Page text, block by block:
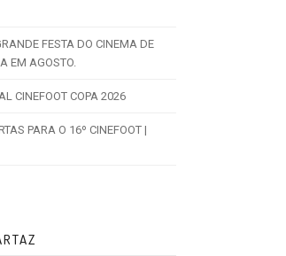
FESTA DO CINEMA DE
EM AGOSTO.
CINEFOOT COPA 2026
PARA O 16º CINEFOOT |